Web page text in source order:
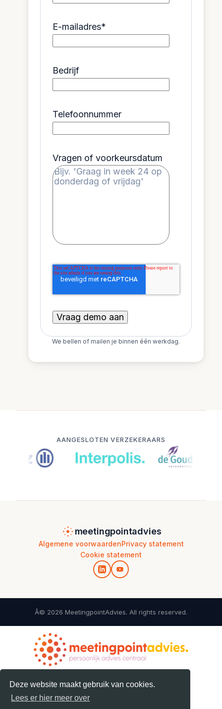
Deze website maakt gebruik van cookies.
Lees er hier meer over
E-mailadres*
Bedrijf
Telefoonnummer
Vragen of voorkeursdatum
We bellen of mailen je binnen één werkdag.
AANGESLOTEN VERZEKERAARS
meetingpointadvies
Algemene voorwaardenPrivacy statement
Cookie statement
Â© 2026 MeetingpointAdvies. All rights reserved.